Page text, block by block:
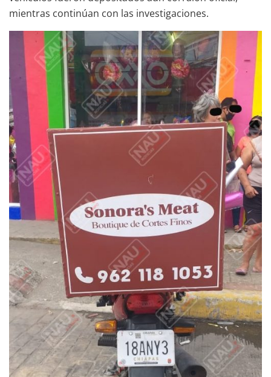
mientras continúan con las investigaciones.